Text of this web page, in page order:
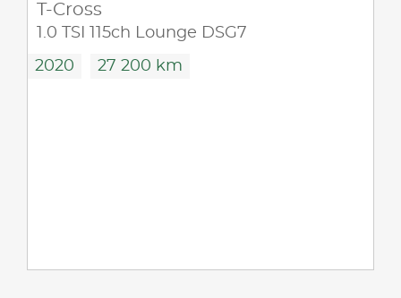
T-Cross
1.0 TSI 115ch Lounge DSG7
2020 27 200 km